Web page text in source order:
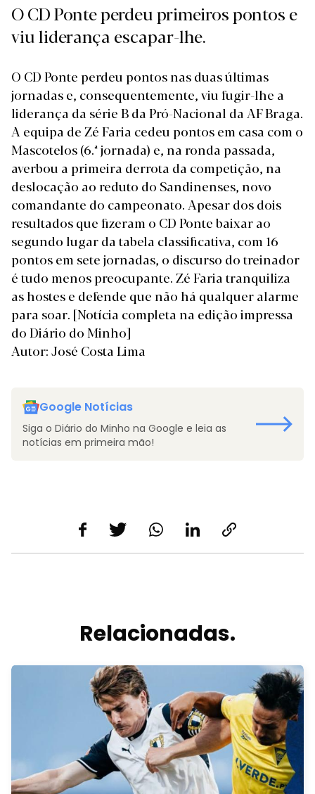
O CD Ponte perdeu primeiros pontos e
viu liderança escapar-lhe.
O CD Ponte perdeu pontos nas duas últimas
jornadas e, consequentemente, viu fugir-lhe a
liderança da série B da Pró-Nacional da AF Braga.
A equipa de Zé Faria cedeu pontos em casa com o
Mascotelos (6.ª jornada) e, na ronda passada,
averbou a primeira derrota da competição, na
deslocação ao reduto do Sandinenses, novo
comandante do campeonato. Apesar dos dois
resultados que fizeram o CD Ponte baixar ao
segundo lugar da tabela classificativa, com 16
pontos em sete jornadas, o discurso do treinador
é tudo menos preocupante. Zé Faria tranquiliza
as hostes e defende que não há qualquer alarme
para soar. [Notícia completa na edição impressa
do Diário do Minho]
Autor: José Costa Lima
Google Notícias
Siga o Diário do Minho na Google e leia as
notícias em primeira mão!
Relacionadas.